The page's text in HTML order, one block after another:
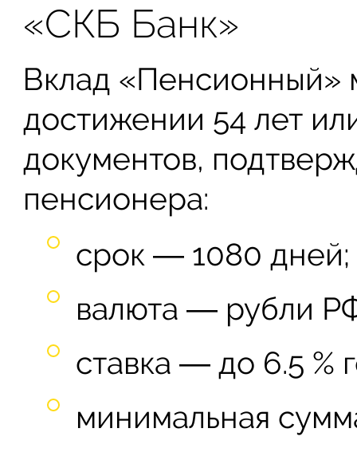
«СКБ Банк»
Вклад «Пенсионный»
достижении 54 лет
документов,
пенсионера:
срок ― 1080 дней;
валюта ― рубли
ставка ― до 6.5 %
минимальная